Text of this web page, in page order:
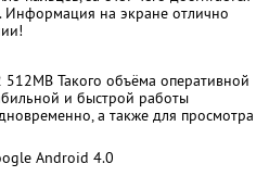
Информация на экране отлично
512MB Такого объёма оперативной
и быстрой работы
а также для просмотра
Android 4.0